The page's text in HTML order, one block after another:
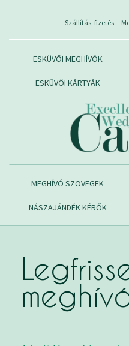
Szállítás, fizetés
ESKÜVŐI MEGHÍVÓK
ESKÜVŐI KÁRTYÁK
MEGHÍVÓ SZÖVEGEK
NÁSZAJÁNDÉK KÉRŐK